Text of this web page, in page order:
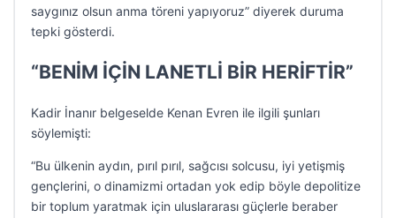
saygınız olsun anma töreni yapıyoruz” diyerek duruma
tepki gösterdi.
“BENİM İÇİN LANETLİ BİR HERİFTİR”
Kadir İnanır belgeselde Kenan Evren ile ilgili şunları
söylemişti:
“Bu ülkenin aydın, pırıl pırıl, sağcısı solcusu, iyi yetişmiş
gençlerini, o dinamizmi ortadan yok edip böyle depolitize
bir toplum yaratmak için uluslararası güçlerle beraber